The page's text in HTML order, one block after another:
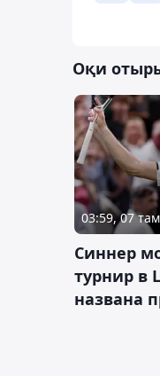
Оқи
03:59, 07
Синнер
турнир в
названа